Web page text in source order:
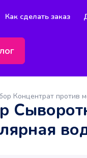
Как сделать заказ